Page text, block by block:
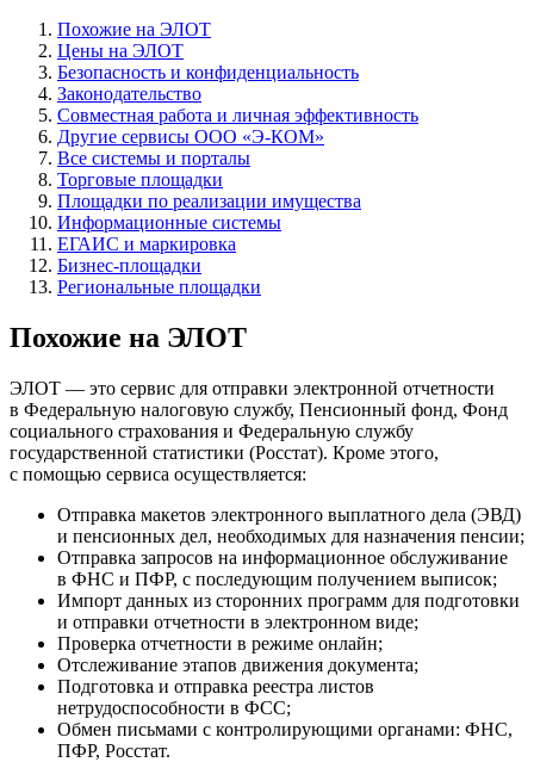
Похожие на ЭЛОТ
Цены на ЭЛОТ
Безопасность и конфиденциальность
Законодательство
Совместная работа и личная эффективность
Другие сервисы ООО «Э-КОМ»
Все системы и порталы
Торговые площадки
Площадки по реализации имущества
Информационные системы
ЕГАИС и маркировка
Бизнес-площадки
Региональные площадки
Похожие на ЭЛОТ
ЭЛОТ — это сервис для отправки электронной отчетности
в Федеральную налоговую службу, Пенсионный фонд, Фонд
социального страхования и Федеральную службу
государственной статистики (Росстат). Кроме этого,
с помощью сервиса осуществляется:
Отправка макетов электронного выплатного дела (ЭВД)
и пенсионных дел, необходимых для назначения пенсии;
Отправка запросов на информационное обслуживание
в ФНС и ПФР, с последующим получением выписок;
Импорт данных из сторонних программ для подготовки
и отправки отчетности в электронном виде;
Проверка отчетности в режиме онлайн;
Отслеживание этапов движения документа;
Подготовка и отправка реестра листов
нетрудоспособности в ФСС;
Обмен письмами с контролирующими органами: ФНС,
ПФР, Росстат.